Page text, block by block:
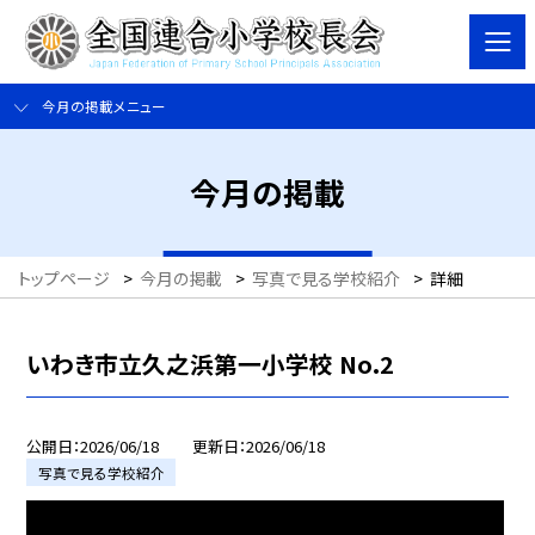
今月の掲載メニュー
今月の掲載
トップページ > 今月の掲載 > 写真で見る学校紹介 > 詳細
いわき市立久之浜第一小学校 No.2
公開日 2026/06/18 更新日 2026/06/18
写真で見る学校紹介